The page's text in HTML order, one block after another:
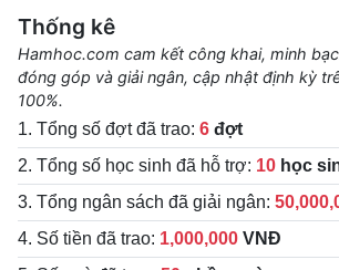
Thống kê
Hamhoc.com cam kết công khai, minh
đóng góp và giải ngân, cập nhật định kỳ
100%.
1. Tổng số đợt đã trao: 6 đợt
2. Tổng số học sinh đã hỗ trợ: 10 học
3. Tổng ngân sách đã giải ngân:
4. Số tiền đã trao: 1,000,000 VNĐ